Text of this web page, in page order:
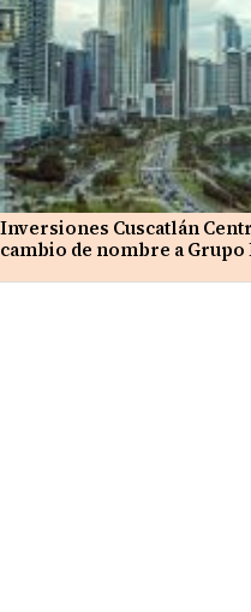
Inversiones Cuscatlán
cambio de nombre a Grupo